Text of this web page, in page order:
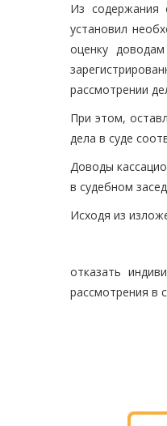
Из содержания
установил
оценку
рассмотрении
При этом,
дела в суде
Доводы
в судебном
Исходя из
отказать
рассмотрения в